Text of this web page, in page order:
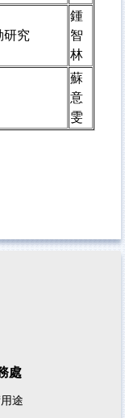
研究
鍾
智
林
蘇
意
雯
處
途